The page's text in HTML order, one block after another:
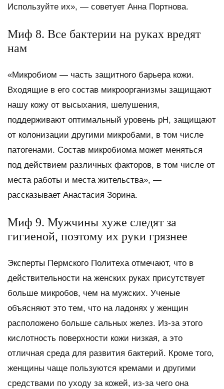
Используйте их», — советует Анна Портнова.
Миф 8. Все бактерии на руках вредят
нам
«Микробиом — часть защитного барьера кожи.
Входящие в его состав микроорганизмы защищают
нашу кожу от высыхания, шелушения,
поддерживают оптимальный уровень рН, защищают
от колонизации другими микробами, в том числе
патогенами. Состав микробиома может меняться
под действием различных факторов, в том числе от
места работы и места жительства», —
рассказывает Анастасия Зорина.
Миф 9. Мужчины хуже следят за
гигиеной, поэтому их руки грязнее
Эксперты Пермского Политеха отмечают, что в
действительности на женских руках присутствует
больше микробов, чем на мужских. Ученые
объясняют это тем, что на ладонях у женщин
расположено больше сальных желез. Из-за этого
кислотность поверхности кожи низкая, а это
отличная среда для развития бактерий. Кроме того,
женщины чаще пользуются кремами и другими
средствами по уходу за кожей, из-за чего она